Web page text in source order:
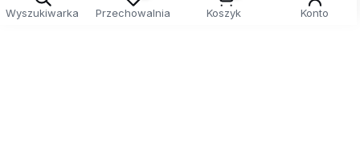
Wyszukiwarka Przechowalnia Koszyk Konto